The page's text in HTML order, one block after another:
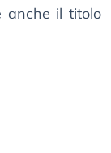
anche il titolo